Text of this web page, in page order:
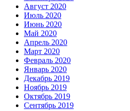
Август 2020
Июль 2020
Июнь 2020
Май 2020
Апрель 2020
Март 2020
Февраль 2020
Январь 2020
Декабрь 2019
Ноябрь 2019
Октябрь 2019
Сентябрь 2019